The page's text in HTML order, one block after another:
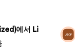
에서 Li